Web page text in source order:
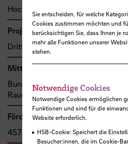
Hochschule Bremen, Fakultät 4
Projekttyp
Drittmittelprojekt (Zuwendung)
Mittel- bzw. Auftragsgeber
Bund, Bundesministerium für
Raumfahrt (BMFTR)
Förder- bzw. Auftragssumme
457.924,44 €
Sie entscheiden, für welche
Cookies zustimmen möchten und
berücksichtigen Sie, dass Ihnen je
mehr alle Funktionen unserer
stehen.
Notwendige Cookies
Notwendige Cookies ermöglichen
Funktionen und sind für die
Website erforderlich.
HSB-Cookie: Speichert die
Besucher:innen, die im Cookie-